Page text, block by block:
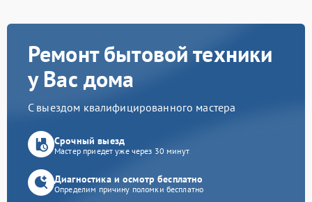
Ремонт бытовой техники
у Вас дома
С выездом квалифицированного мастера
Срочный выезд
Мастер приедет уже через 30 минут
Диагностика и осмотр бесплатно
Определим причину поломки бесплатно